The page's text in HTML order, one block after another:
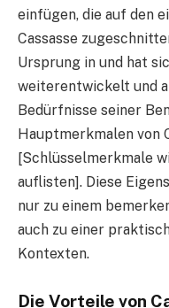
einfügen, die auf den
Cassasse
Ursprung in und hat
weiterentwickelt und
Bedürfnisse seiner
Hauptmerkmalen von
[Schlüsselmerkmale
auflisten]. Diese
nur zu einem
auch zu einer
Kontexten.
Die Vorteile von